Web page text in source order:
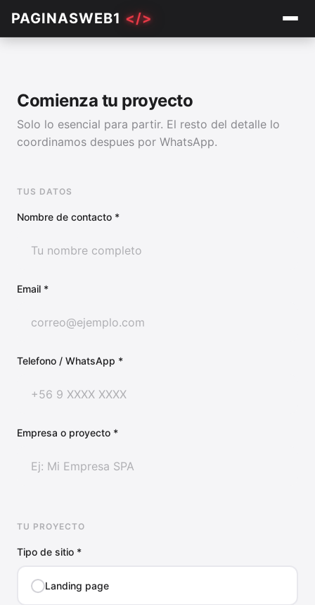
PAGINASWEB1 </>
Comienza tu proyecto
Solo lo esencial para partir. El resto del detalle lo
coordinamos despues por WhatsApp.
TUS DATOS
Nombre de contacto *
Email *
Telefono / WhatsApp *
Empresa o proyecto *
TU PROYECTO
Tipo de sitio *
Landing page